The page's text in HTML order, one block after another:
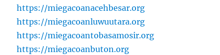
https://miegacoanacehbesar.org
https://miegacoanluwuutara.org
https://miegacoantobasamosir.org
https://miegacoanbuton.org